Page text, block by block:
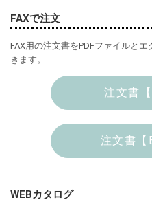
FAXで注文
FAX用の注文書をPDFファイルと
きます。
注文書【
注文書【
WEBカタログ